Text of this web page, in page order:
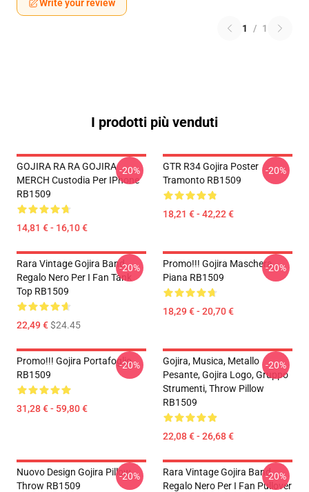
Write your review
1 / 1
I prodotti più venduti
GOJIRA RA RA GOJIRA
MERCH Custodia Per IPhone
RB1509
14,81 € - 16,10 €
-20%
GTR R34 Gojira Poster
Tramonto RB1509
18,21 € - 42,22 €
-20%
Rara Vintage Gojira Band
Regalo Nero Per I Fan Tank
Top RB1509
22,49 €$24.45
-20%
Promo!!! Gojira Maschera
Piana RB1509
18,29 € - 20,70 €
-20%
Promo!!! Gojira Portafoglio
RB1509
31,28 € - 59,80 €
-20%
Gojira, Musica, Metallo
Pesante, Gojira Logo, Gruppo
Strumenti, Throw Pillow
RB1509
22,08 € - 26,68 €
-20%
Nuovo Design Gojira Pillow
Throw RB1509
-20%
Rara Vintage Gojira Band
Regalo Nero Per I Fan Pullover
-20%